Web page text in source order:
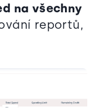
na všechny
reportů,